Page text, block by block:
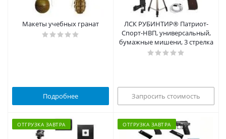
Макеты учебных гранат
Подробнее
ЛСК РУБИНТИР® Патриот-
Спорт-НВП, универсальный,
бумажные мишени, 3 стрелка
Запросить стоимость
ОТГРУЗКА ЗАВТРА ОТГРУЗКА ЗАВТРА